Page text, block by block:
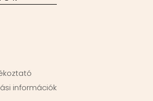
információk